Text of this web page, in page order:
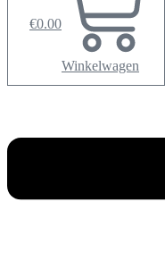
€0.00
Winkelwagen